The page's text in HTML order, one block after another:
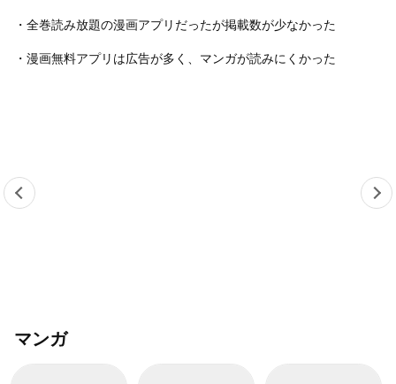
・全巻読み放題の漫画アプリだったが掲載数が少なかった
・漫画無料アプリは広告が多く、マンガが読みにくかった
マンガ